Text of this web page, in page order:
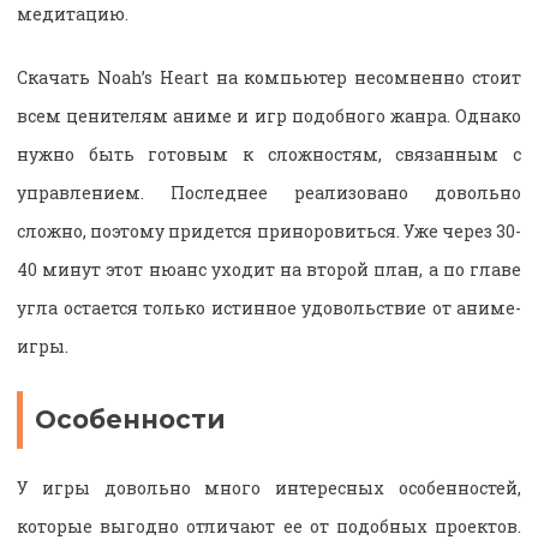
медитацию.
Скачать Noah’s Heart на компьютер несомненно стоит
всем ценителям аниме и игр подобного жанра. Однако
нужно быть готовым к сложностям, связанным с
управлением. Последнее реализовано довольно
сложно, поэтому придется приноровиться. Уже через 30-
40 минут этот нюанс уходит на второй план, а по главе
угла остается только истинное удовольствие от аниме-
игры.
Особенности
У игры довольно много интересных особенностей,
которые выгодно отличают ее от подобных проектов.